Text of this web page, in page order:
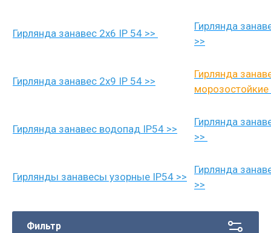
Гирлянда занавес 2x6 IP 54 >>
Гирлянда
>>
Гирлянда занавес 2x9 IP 54 >>
Гирлянда
морозостойкие
Гирлянда занавес водопад IP54 >>
Гирлянда
>>
Гирлянды занавесы узорные IP54 >>
Гирлянда
>>
Фильтр